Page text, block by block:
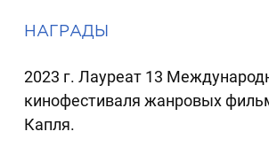
НАГРАДЫ
2023 г. Лауреат 13
кинофестиваля жанровых
Капля.